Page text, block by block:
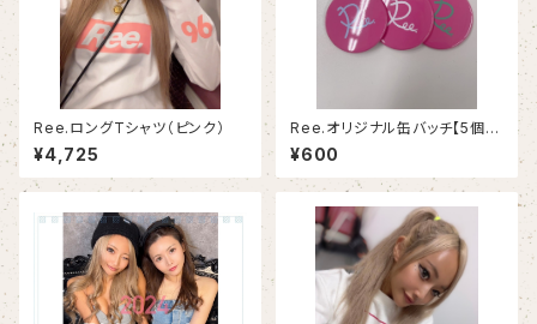
Ree.ロングTシャツ（ピンク）
¥4,725
Ree.オリジナル缶バッチ【5個セ
ット】
¥600